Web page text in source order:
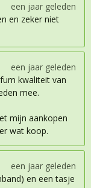
een jaar geleden
en zeker niet
een jaar geleden
kwaliteit van
mee.
mijn aankopen
wat koop.
een jaar geleden
en een tasje